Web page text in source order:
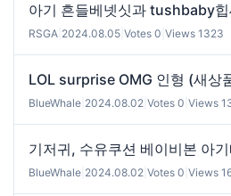
아기 흔들베넷싯과 tushbaby
RSGA 2024.08.05 Votes 0 Views 1323
LOL surprise OMG 인형 (새상
BlueWhale 2024.08.02 Votes 0 Views
기저귀, 수유쿠션 베이비본 아
BlueWhale 2024.08.02 Votes 0 Views